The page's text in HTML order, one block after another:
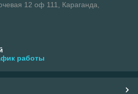
12 оф 111, Караганда,
работы